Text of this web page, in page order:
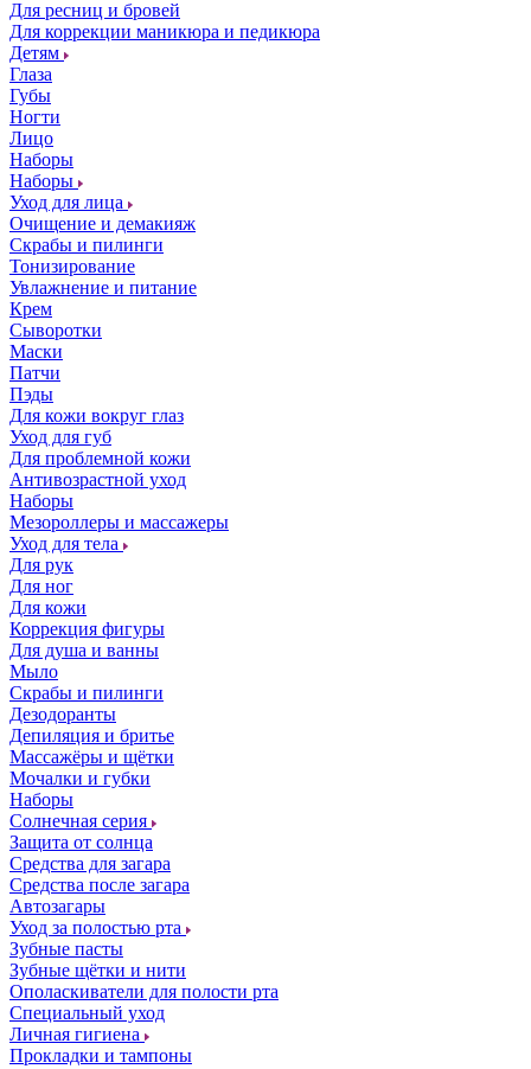
Для ресниц и бровей
Для коррекции маникюра и педикюра
Детям
Глаза
Губы
Ногти
Лицо
Наборы
Наборы
Уход для лица
Очищение и демакияж
Скрабы и пилинги
Тонизирование
Увлажнение и питание
Крем
Сыворотки
Маски
Патчи
Пэды
Для кожи вокруг глаз
Уход для губ
Для проблемной кожи
Антивозрастной уход
Наборы
Мезороллеры и массажеры
Уход для тела
Для рук
Для ног
Для кожи
Коррекция фигуры
Для душа и ванны
Мыло
Скрабы и пилинги
Дезодоранты
Депиляция и бритье
Массажёры и щётки
Мочалки и губки
Наборы
Солнечная серия
Защита от солнца
Средства для загара
Средства после загара
Автозагары
Уход за полостью рта
Зубные пасты
Зубные щётки и нити
Ополаскиватели для полости рта
Специальный уход
Личная гигиена
Прокладки и тампоны